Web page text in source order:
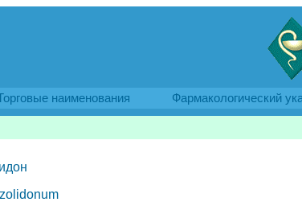
наименования Фармакологический